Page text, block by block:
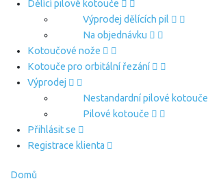
Dělící pilové kotouče
Výprodej dělících pil
Na objednávku
Kotoučové nože
Kotouče pro orbitální řezání
Výprodej
Nestandardní pilové kotouče
Pilové kotouče
Přihlásit se
Registrace klienta
Domů